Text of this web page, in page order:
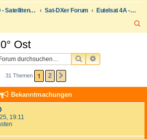
MBO - Satellitenwelt Sat-DXer Forum
Eutelsat 4A - 4,0° Ost
Ost
SUCHEERWEITERTE
31 Themen 1 2
Bekanntmachungen
19:11